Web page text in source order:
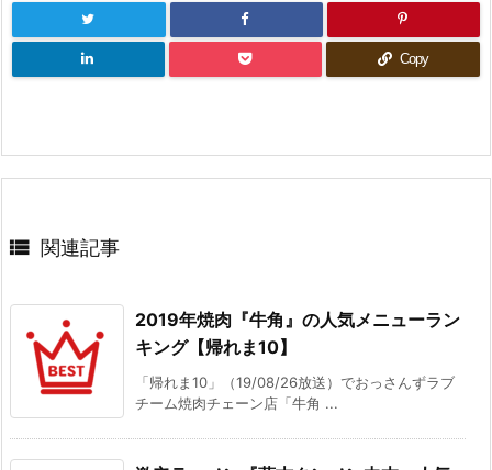
Copy
 関連記事
2019年焼肉『牛角』の人気メニューラン
キング【帰れま10】
「帰れま10」（19/08/26放送）でおっさんずラブ
チーム焼肉チェーン店「牛角 ...